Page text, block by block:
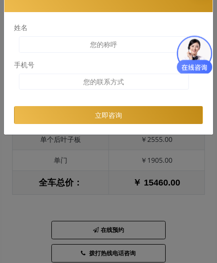
左右两侧前叶子板 ￥2774.00
单个后叶子板 ￥2555.00
单门 ￥1905.00
全车总价： ￥ 15460.00
在线预约
拨打热线电话咨询
姓名
手机号
立即咨询